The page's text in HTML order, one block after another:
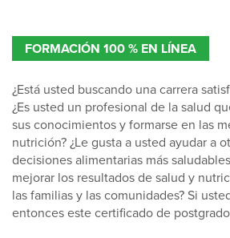
FORMACIÓN 100 % EN LÍNEA
¿Está usted buscando una carrera
¿Es usted un profesional de la salud
sus conocimientos y formarse en las
nutrición? ¿Le gusta a usted ayudar a
decisiones alimentarias más
mejorar los resultados de salud y
las familias y las comunidades? Si
entonces este certificado de